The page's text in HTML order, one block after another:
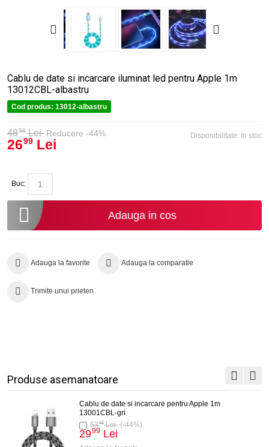
Cablu de date si incarcare iluminat led pentru Apple 1m
13012CBL-albastru
Cod produs:13012-albastru
Disponibilitate: In stoc
4858Lei Reducere -44%
2699 Lei
Buc:
Adauga in cos
Adauga la favorite Adauga la comparatie
Trimite unui prieten
Produse asemanatoare
Cablu de date si incarcare pentru Apple 1m
13001CBL-gri
5398Lei (-44%)
2999 Lei